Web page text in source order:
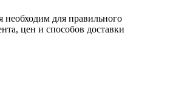
для правильного
цен и способов доставки